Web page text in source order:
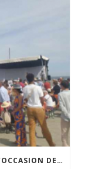
MESSE À LA POINTE SAINT GILDAS À L’OCCASION DE LA FÊTE DE LA MER